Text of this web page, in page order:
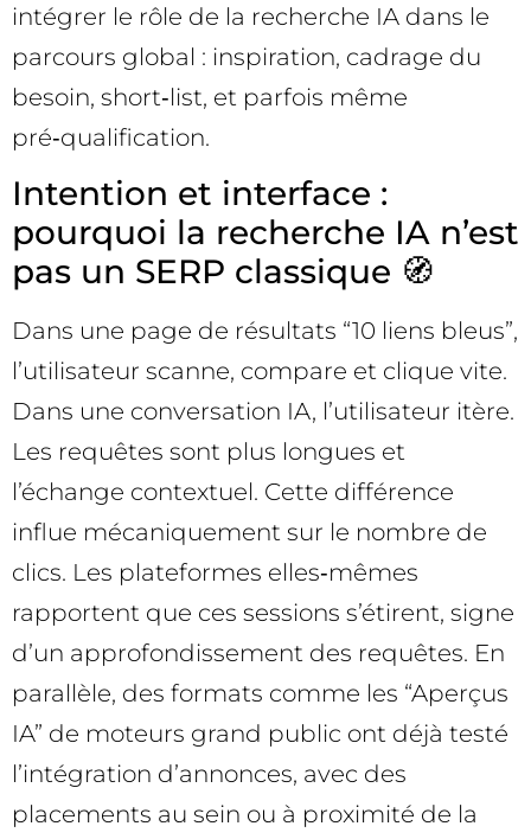
intégrer le rôle de la recherche IA dans le
parcours global : inspiration, cadrage du
besoin, short‑list, et parfois même
pré‑qualification.
Intention et interface :
pourquoi la recherche IA n’est
pas un SERP classique 🧭
Dans une page de résultats “10 liens bleus”,
l’utilisateur scanne, compare et clique vite.
Dans une conversation IA, l’utilisateur itère.
Les requêtes sont plus longues et
l’échange contextuel. Cette différence
influe mécaniquement sur le nombre de
clics. Les plateformes elles‑mêmes
rapportent que ces sessions s’étirent, signe
d’un approfondissement des requêtes. En
parallèle, des formats comme les “Aperçus
IA” de moteurs grand public ont déjà testé
l’intégration d’annonces, avec des
placements au sein ou à proximité de la